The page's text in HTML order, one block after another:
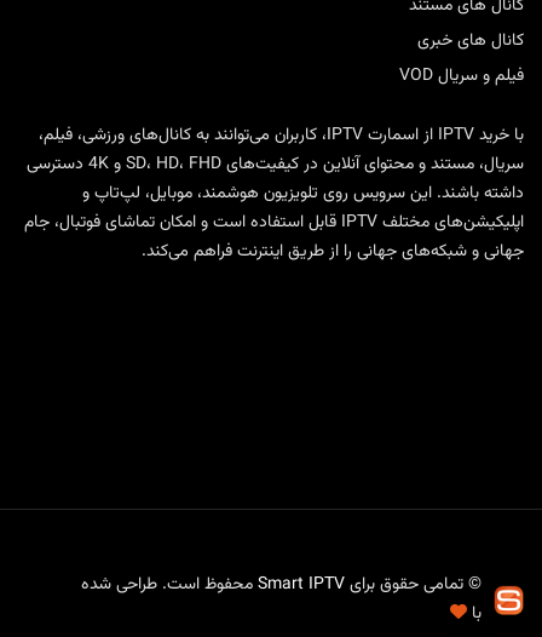
کانال های مستند
کانال های خبری
فیلم و سریال VOD
با خرید IPTV ازاسمارت IPTV
، کاربران می‌توانند به کانال‌های ورزشی، فیلم،
سریال، مستند و محتوای آنلاین در کیفیت‌های SD، HD، FHD و 4K دسترسی
داشته باشند. این سرویس روی تلویزیون هوشمند، موبایل، لپ‌تاپ و
اپلیکیشن‌های مختلف IPTV قابل استفاده است و امکان تماشای فوتبال، جام
جهانی و شبکه‌های جهانی را از طریق اینترنت فراهم می‌کند.
© تمامی حقوق برایSmart IPTVمحفوظ است. طراحی شده
با